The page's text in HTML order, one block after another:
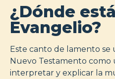
¿Dónde
Evangelio?
Este canto de lamento se
Nuevo Testamento como
interpretar y explicar la